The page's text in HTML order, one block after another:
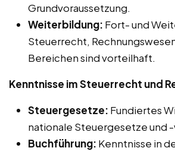
Grundvoraussetzung.
Weiterbildung: Fort- und
Steuerrecht,
Bereichen sind vorteilhaft.
Kenntnisse im Steuerrecht und
Steuergesetze: Fundiertes
nationale Steuergesetze und
Buchführung: Kenntnisse in